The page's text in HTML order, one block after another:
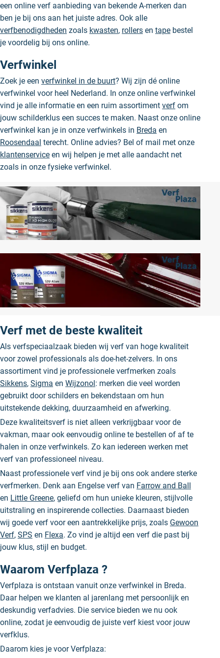
een online verf aanbieding van bekende A-merken dan
ben je bij ons aan het juiste adres. Ook alle
verfbenodigdheden zoals kwasten, rollers en tape bestel
je voordelig bij ons online.
Verfwinkel
Zoek je een verfwinkel in de buurt? Wij zijn dé online
verfwinkel voor heel Nederland. In onze online verfwinkel
vind je alle informatie en een ruim assortiment verf om
jouw schilderklus een succes te maken. Naast onze online
verfwinkel kan je in onze verfwinkels in Breda en
Roosendaal terecht. Online advies? Bel of mail met onze
klantenservice en wij helpen je met alle aandacht net
zoals in onze fysieke verfwinkel.
Verf met de beste kwaliteit
Als verfspeciaalzaak bieden wij verf van hoge kwaliteit
voor zowel professionals als doe-het-zelvers. In ons
assortiment vind je professionele verfmerken zoals
Sikkens, Sigma en Wijzonol: merken die veel worden
gebruikt door schilders en bekendstaan om hun
uitstekende dekking, duurzaamheid en afwerking.
Deze kwaliteitsverf is niet alleen verkrijgbaar voor de
vakman, maar ook eenvoudig online te bestellen of af te
halen in onze verfwinkels. Zo kan iedereen werken met
verf van professioneel niveau.
Naast professionele verf vind je bij ons ook andere sterke
verfmerken. Denk aan Engelse verf van Farrow and Ball
en Little Greene, geliefd om hun unieke kleuren, stijlvolle
uitstraling en inspirerende collecties. Daarnaast bieden
wij goede verf voor een aantrekkelijke prijs, zoals Gewoon
Verf, SPS en Flexa. Zo vind je altijd een verf die past bij
jouw klus, stijl en budget.
Waarom Verfplaza ?
Verfplaza is ontstaan vanuit onze verfwinkel in Breda.
Daar helpen we klanten al jarenlang met persoonlijk en
deskundig verfadvies. Die service bieden we nu ook
online, zodat je eenvoudig de juiste verf kiest voor jouw
verfklus.
Daarom kies je voor Verfplaza: